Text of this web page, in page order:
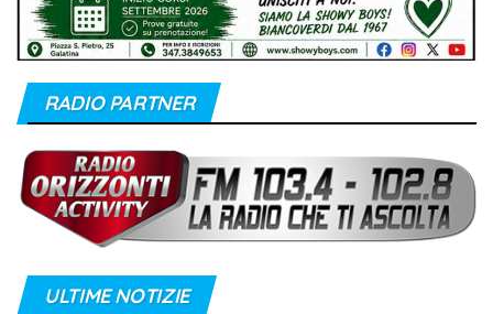
RADIO PARTNER
ULTIME NOTIZIE